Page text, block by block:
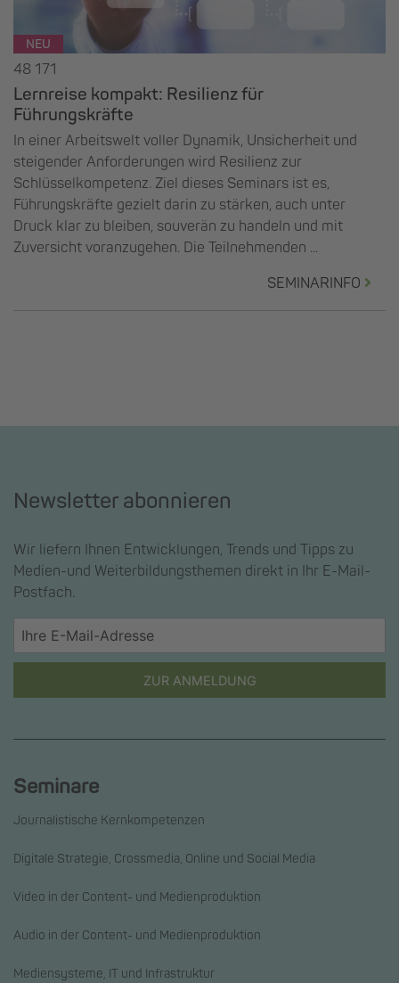
NEU
48 171
Lernreise kompakt: Resilienz für
Führungskräfte
In einer Arbeitswelt voller Dynamik, Unsicherheit und
steigender Anforderungen wird Resilienz zur
Schlüsselkompetenz. Ziel dieses Seminars ist es,
Führungskräfte gezielt darin zu stärken, auch unter
Druck klar zu bleiben, souverän zu handeln und mit
Zuversicht voranzugehen. Die Teilnehmenden ...
SEMINARINFO
Newsletter abonnieren
Wir liefern Ihnen Entwicklungen, Trends und Tipps zu
Medien-und Weiterbildungsthemen direkt in Ihr E-Mail-
Postfach.
ZUR ANMELDUNG
Seminare
Journalistische Kernkompetenzen
Digitale Strategie, Crossmedia, Online und Social Media
Video in der Content- und Medienproduktion
Audio in der Content- und Medienproduktion
Mediensysteme, IT und Infrastruktur